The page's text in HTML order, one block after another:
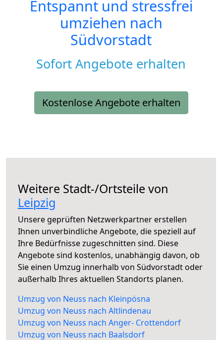
Entspannt und stressfrei
umziehen nach
Südvorstadt
Sofort Angebote erhalten
Kostenlose Angebote erhalten
Weitere Stadt-/Ortsteile von
Leipzig
Unsere geprüften Netzwerkpartner erstellen
Ihnen unverbindliche Angebote, die speziell auf
Ihre Bedürfnisse zugeschnitten sind. Diese
Angebote sind kostenlos, unabhängig davon, ob
Sie einen Umzug innerhalb von Südvorstadt oder
außerhalb Ihres aktuellen Standorts planen.
Umzug von Neuss nach Kleinpösna
Umzug von Neuss nach Altlindenau
Umzug von Neuss nach Anger- Crottendorf
Umzug von Neuss nach Baalsdorf